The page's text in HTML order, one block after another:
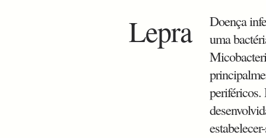
Lepra
Doença
uma
periféricos.